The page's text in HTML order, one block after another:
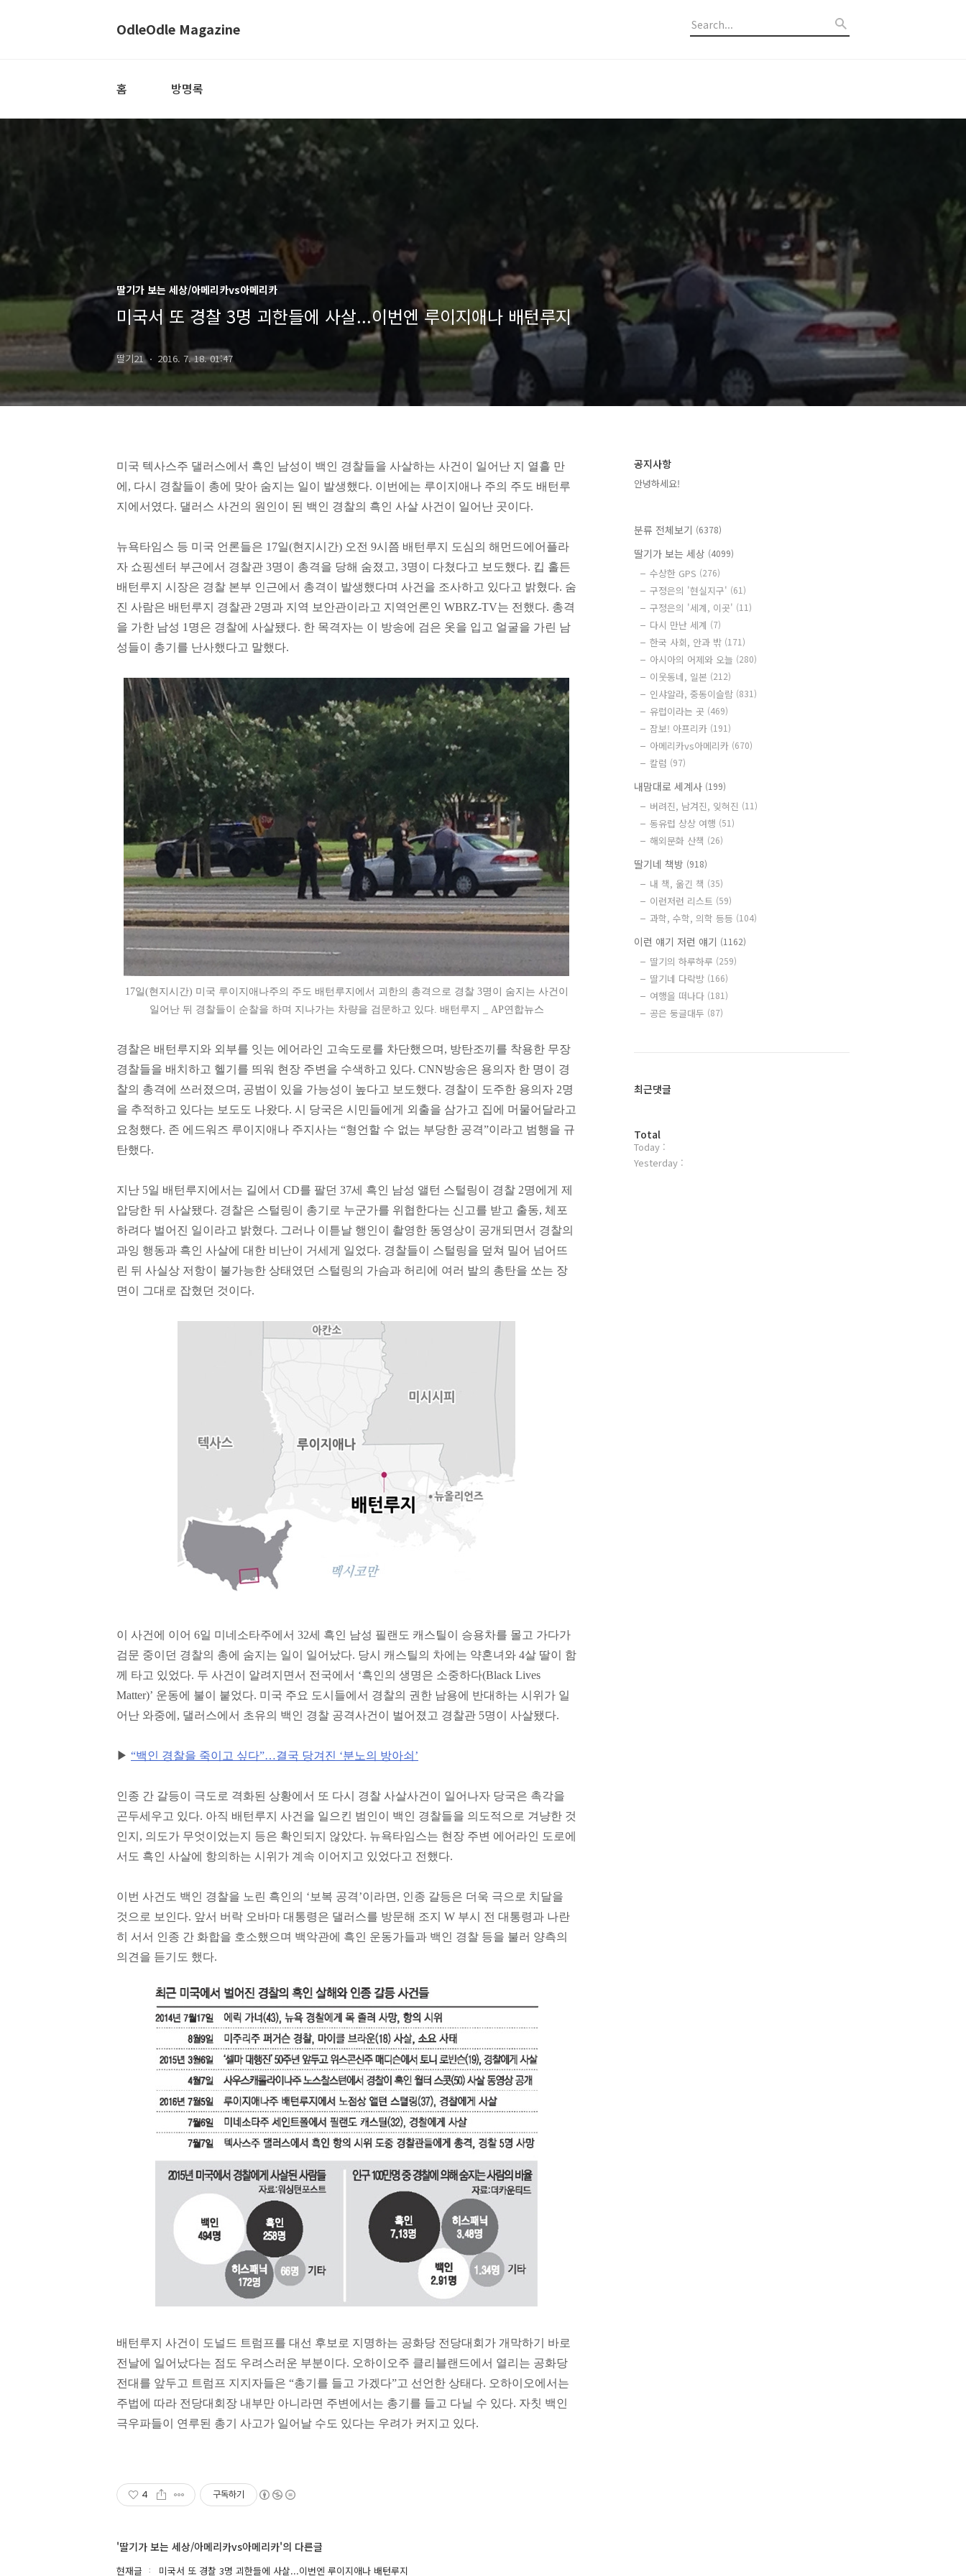
OdleOdle Magazine
홈 방명록
딸기가 보는 세상/아메리카vs아메리카
미국서 또 경찰 3명 괴한들에 사살...이번엔 루이지애나 배턴루지
딸기21 2016. 7. 18. 01:47
미국 텍사스주 댈러스에서 흑인 남성이 백인 경찰들을 사살하는 사건이 일어난 지 열흘 만
에, 다시 경찰들이 총에 맞아 숨지는 일이 발생했다. 이번에는 루이지애나 주의 주도 배턴루
지에서였다. 댈러스 사건의 원인이 된 백인 경찰의 흑인 사살 사건이 일어난 곳이다.
뉴욕타임스 등 미국 언론들은 17일(현지시간) 오전 9시쯤 배턴루지 도심의 해먼드에어플라
자 쇼핑센터 부근에서 경찰관 3명이 총격을 당해 숨졌고, 3명이 다쳤다고 보도했다. 킵 홀든
배턴루지 시장은 경찰 본부 인근에서 총격이 발생했다며 사건을 조사하고 있다고 밝혔다. 숨
진 사람은 배턴루지 경찰관 2명과 지역 보안관이라고 지역언론인 WBRZ-TV는 전했다. 총격
을 가한 남성 1명은 경찰에 사살됐다. 한 목격자는 이 방송에 검은 옷을 입고 얼굴을 가린 남
성들이 총기를 난사했다고 말했다.
17일(현지시간) 미국 루이지애나주의 주도 배턴루지에서 괴한의 총격으로 경찰 3명이 숨지는 사건이
일어난 뒤 경찰들이 순찰을 하며 지나가는 차량을 검문하고 있다. 배턴루지 _ AP연합뉴스
경찰은 배턴루지와 외부를 잇는 에어라인 고속도로를 차단했으며, 방탄조끼를 착용한 무장
경찰들을 배치하고 헬기를 띄워 현장 주변을 수색하고 있다. CNN방송은 용의자 한 명이 경
찰의 총격에 쓰러졌으며, 공범이 있을 가능성이 높다고 보도했다. 경찰이 도주한 용의자 2명
을 추적하고 있다는 보도도 나왔다. 시 당국은 시민들에게 외출을 삼가고 집에 머물어달라고
요청했다. 존 에드워즈 루이지애나 주지사는 “형언할 수 없는 부당한 공격”이라고 범행을 규
탄했다.
지난 5일 배턴루지에서는 길에서 CD를 팔던 37세 흑인 남성 앨턴 스털링이 경찰 2명에게 제
압당한 뒤 사살됐다. 경찰은 스털링이 총기로 누군가를 위협한다는 신고를 받고 출동, 체포
하려다 벌어진 일이라고 밝혔다. 그러나 이튿날 행인이 촬영한 동영상이 공개되면서 경찰의
과잉 행동과 흑인 사살에 대한 비난이 거세게 일었다. 경찰들이 스털링을 덮쳐 밀어 넘어뜨
린 뒤 사실상 저항이 불가능한 상태였던 스털링의 가슴과 허리에 여러 발의 총탄을 쏘는 장
면이 그대로 잡혔던 것이다.
이 사건에 이어 6일 미네소타주에서 32세 흑인 남성 필랜도 캐스틸이 승용차를 몰고 가다가
검문 중이던 경찰의 총에 숨지는 일이 일어났다. 당시 캐스틸의 차에는 약혼녀와 4살 딸이 함
께 타고 있었다. 두 사건이 알려지면서 전국에서 ‘흑인의 생명은 소중하다(Black Lives
Matter)’ 운동에 불이 붙었다. 미국 주요 도시들에서 경찰의 권한 남용에 반대하는 시위가 일
어난 와중에, 댈러스에서 초유의 백인 경찰 공격사건이 벌어졌고 경찰관 5명이 사살됐다.
▶ “백인 경찰을 죽이고 싶다”…결국 당겨진 ‘분노의 방아쇠’
인종 간 갈등이 극도로 격화된 상황에서 또 다시 경찰 사살사건이 일어나자 당국은 촉각을
곤두세우고 있다. 아직 배턴루지 사건을 일으킨 범인이 백인 경찰들을 의도적으로 겨냥한 것
인지, 의도가 무엇이었는지 등은 확인되지 않았다. 뉴욕타임스는 현장 주변 에어라인 도로에
서도 흑인 사살에 항의하는 시위가 계속 이어지고 있었다고 전했다.
이번 사건도 백인 경찰을 노린 흑인의 ‘보복 공격’이라면, 인종 갈등은 더욱 극으로 치달을
것으로 보인다. 앞서 버락 오바마 대통령은 댈러스를 방문해 조지 W 부시 전 대통령과 나란
히 서서 인종 간 화합을 호소했으며 백악관에 흑인 운동가들과 백인 경찰 등을 불러 양측의
의견을 듣기도 했다.
배턴루지 사건이 도널드 트럼프를 대선 후보로 지명하는 공화당 전당대회가 개막하기 바로
전날에 일어났다는 점도 우려스러운 부분이다. 오하이오주 클리블랜드에서 열리는 공화당
전대를 앞두고 트럼프 지지자들은 “총기를 들고 가겠다”고 선언한 상태다. 오하이오에서는
주법에 따라 전당대회장 내부만 아니라면 주변에서는 총기를 들고 다닐 수 있다. 자칫 백인
극우파들이 연루된 총기 사고가 일어날 수도 있다는 우려가 커지고 있다.
4 구독하기
'딸기가 보는 세상/아메리카vs아메리카'의 다른글
현재글 미국서 또 경찰 3명 괴한들에 사살...이번엔 루이지애나 배턴루지
공지사항
안녕하세요!
분류 전체보기 (6378)
딸기가 보는 세상 (4099)
수상한 GPS (276)
구정은의 '현실지구' (61)
구정은의 '세계, 이곳' (11)
다시 만난 세계 (7)
한국 사회, 안과 밖 (171)
아시아의 어제와 오늘 (280)
이웃동네, 일본 (212)
인샤알라, 중동이슬람 (831)
유럽이라는 곳 (469)
잠보! 아프리카 (191)
아메리카vs아메리카 (670)
칼럼 (97)
내맘대로 세계사 (199)
버려진, 남겨진, 잊혀진 (11)
동유럽 상상 여행 (51)
해외문화 산책 (26)
딸기네 책방 (918)
내 책, 옮긴 책 (35)
이런저런 리스트 (59)
과학, 수학, 의학 등등 (104)
이런 얘기 저런 얘기 (1162)
딸기의 하루하루 (259)
딸기네 다락방 (166)
여행을 떠나다 (181)
공은 둥글대두 (87)
최근댓글
방
문
자
Total
Today :
Yesterday :